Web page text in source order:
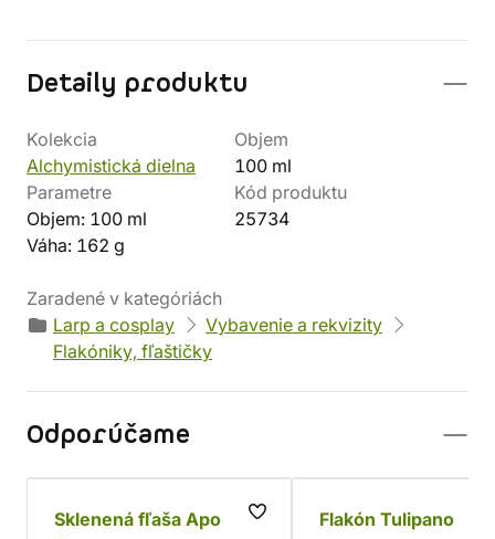
Detaily produktu
Kolekcia
Alchymistická dielna
Objem
100 ml
Parametre
Objem: 100 ml
Váha: 162 g
Kód produktu
25734
Zaradené v kategóriách
Larp a cosplay
Vybavenie a rekvizity
Flakóniky, fľaštičky
Odporúčame
Sklenená fľaša Apo
Flakón Tulipano